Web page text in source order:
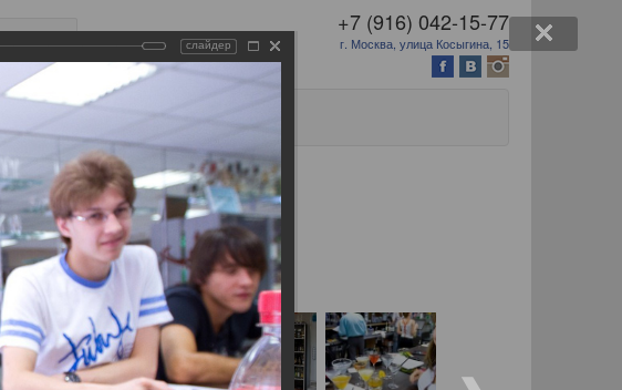
+7 (916) 042-15-77
г. Москва, улица Косыгина, 15
слайдер